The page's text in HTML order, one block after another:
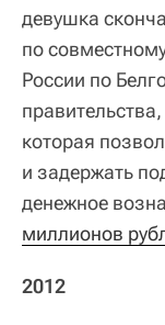
девушка
по
России по
которая
и задержать
денежное
миллионов
2012